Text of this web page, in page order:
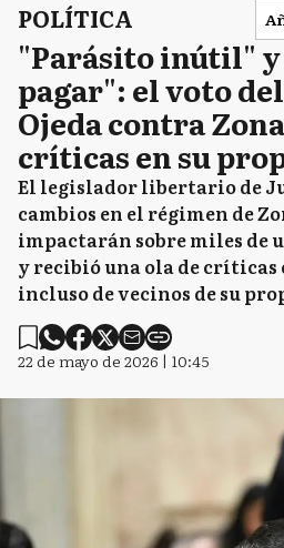
POLÍTICA
"Parásito inútil" y
pagar": el voto
Ojeda contra
críticas en su
El legislador libertario de
cambios en el régimen de
impactarán sobre miles de
y recibió una ola de críticas
incluso de vecinos de su
22 de mayo de 2026 | 10:45